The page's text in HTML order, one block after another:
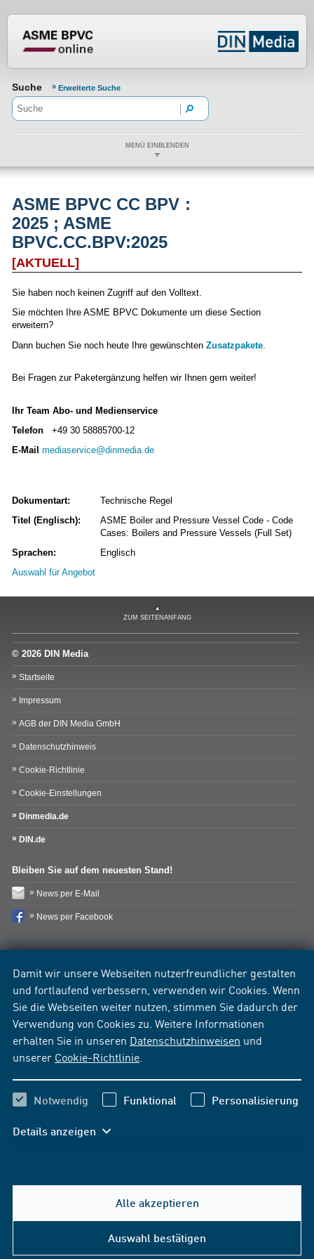
Damit wir unsere Webseiten nutzerfreundlicher gestalten
und fortlaufend verbessern, verwenden wir Cookies. Wenn
Sie die Webseiten weiter nutzen, stimmen Sie dadurch der
Verwendung von Cookies zu. Weitere Informationen
erhalten Sie in unseren Datenschutzhinweisen und
unserer Cookie-Richtlinie
Notwendig Funktional Personalisierung
Details anzeigen
Alle akzeptieren
Auswahl bestätigen
Suche Erweiterte Suche
MENÜ EINBLENDEN
ASME BPVC CC BPV :
2025 ; ASME
BPVC.CC.BPV:2025
[AKTUELL]
Sie haben noch keinen Zugriff auf den Volltext.
Sie möchten Ihre ASME BPVC Dokumente um diese Section
erweitern?
Dann buchen Sie noch heute Ihre gewünschten Zusatzpakete
Bei Fragen zur Paketergänzung helfen wir Ihnen gern weiter!
Ihr Team Abo- und Medienservice
Telefon +49 30 58885700-12
E-Mail mediaservice@dinmedia.de
Dokumentart:
Technische Regel
Titel (Englisch):
ASME Boiler and Pressure Vessel Code - Code
Cases: Boilers and Pressure Vessels (Full Set)
Sprachen:
Englisch
Auswahl für Angebot
ZUM SEITENANFANG
© 2026 DIN Media
Startseite
Impressum
AGB der DIN Media GmbH
Datenschutzhinweis
Cookie-Richtlinie
Cookie-Einstellungen
Dinmedia.de
DIN.de
Bleiben Sie auf dem neuesten Stand!
News per E-Mail
News per Facebook
Hilfe & Kontakt